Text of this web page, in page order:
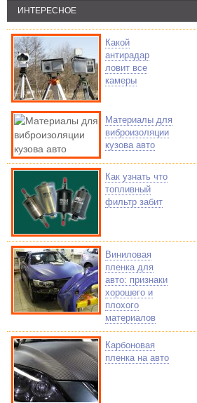
ИНТЕРЕСНОЕ
Какой
антирадар
ловит все
камеры
Материалы для
виброизоляции
кузова авто
Как узнать что
топливный
фильтр забит
Виниловая
пленка для
авто: признаки
хорошего и
плохого
материалов
Карбоновая
пленка на авто